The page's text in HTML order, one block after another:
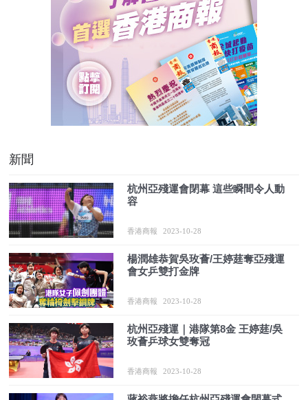
新聞
杭州亞殘運會閉幕 這些瞬間令人動
容
香港商報 2023-10-28
楊潤雄恭賀吳玫薈/王婷莛奪亞殘運
會女乒雙打金牌
香港商報 2023-10-28
杭州亞殘運｜港隊第8金 王婷莛/吳
玫薈乒球女雙奪冠
香港商報 2023-10-28